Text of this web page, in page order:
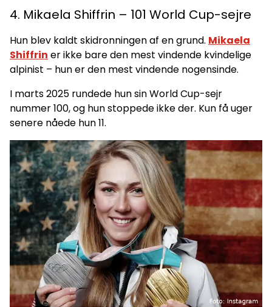
4. Mikaela Shiffrin – 101 World Cup-sejre
Hun blev kaldt skidronningen af en grund. Mikaela
Shiffrin er ikke bare den mest vindende kvindelige
alpinist – hun er den mest vindende nogensinde.
I marts 2025 rundede hun sin World Cup-sejr
nummer 100, og hun stoppede ikke der. Kun få uger
senere nåede hun 11.